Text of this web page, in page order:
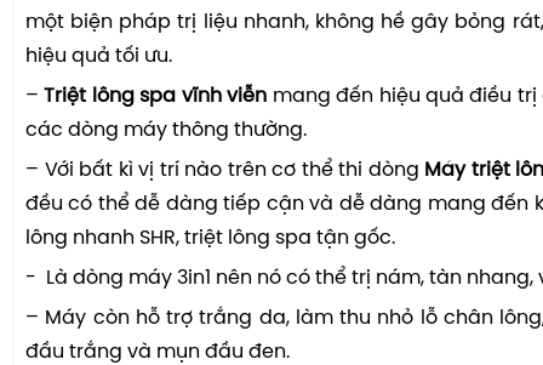
một biện pháp trị liệu nhanh, không hềgây bỏng
hiệu quả tối ưu.
–Triệt lông spa vĩnh viễn mang đến hiệu quả điều trị
các dòng máy thông thường.
– Với bất kì vị trí nào trên cơ thể thi dòng Máy triệt
đều có thể dễ dàng tiếp cận và dễ dàng mang đến
lông nhanh SHR, triệt lông spa tận gốc.
- Là dòng máy 3in1 nên nó có thể trị nám, tàn nhang,
– Máy còn hỗ trợ trắng da, làm thu nhỏ lỗ chân
đầu trắng và mụn đầu đen.